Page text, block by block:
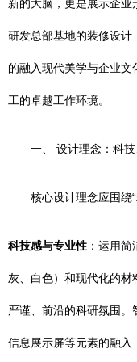
新的大脑，更是展示企
研发总部基地的装修设
的融入现代美学与企业
工的卓越工作环境。
一、 设计理念：科
核心设计理念应围绕
科技感与专业性 ：运用
灰、白色）和现代化的
严谨、前沿的科研氛围
信息展示屏等元素的融入